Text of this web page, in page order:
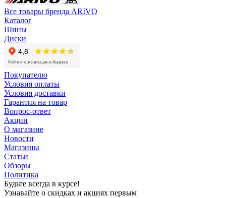
Все товары бренда ARIVO
Каталог
Шины
Диски
Покупателю
Условия оплаты
Условия доставки
Гарантия на товар
Вопрос-ответ
Акции
О магазине
Новости
Магазины
Статьи
Обзоры
Политика
Будьте всегда в курсе!
Узнавайте о скидках и акциях первым